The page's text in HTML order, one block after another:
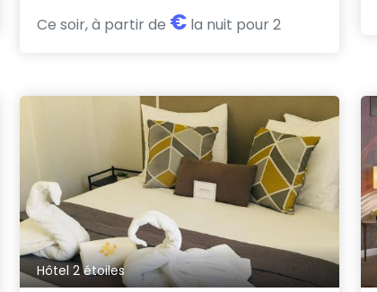
Ce soir, à partir de € la nuit pour 2
Hôtel 2 étoiles